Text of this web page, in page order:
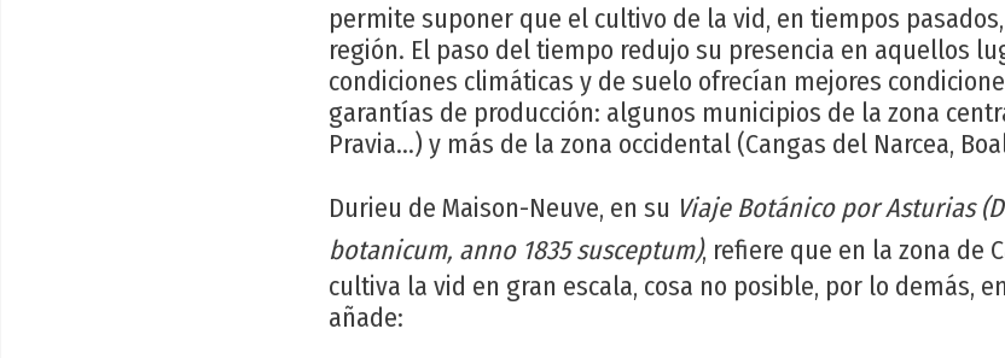
permite suponer que el cultivo de la vid, en tiempos
región. El paso del tiempo redujo su presencia en aquellos
condiciones climáticas y de suelo ofrecían mejores
garantías de producción: algunos municipios de la zona
Pravia...) y más de la zona occidental (Cangas del Narcea,
Durieu de Maison-Neuve, en su Viaje Botánico por Asturias
botanicum, anno 1835 susceptum), refiere que en la zona de
cultiva la vid en gran escala, cosa no posible, por lo demás,
añade: